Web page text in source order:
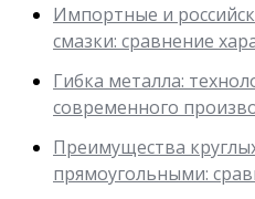
Импортные и
смазки: сравнение
Гибка металла:
современного
Преимущества
прямоугольными: